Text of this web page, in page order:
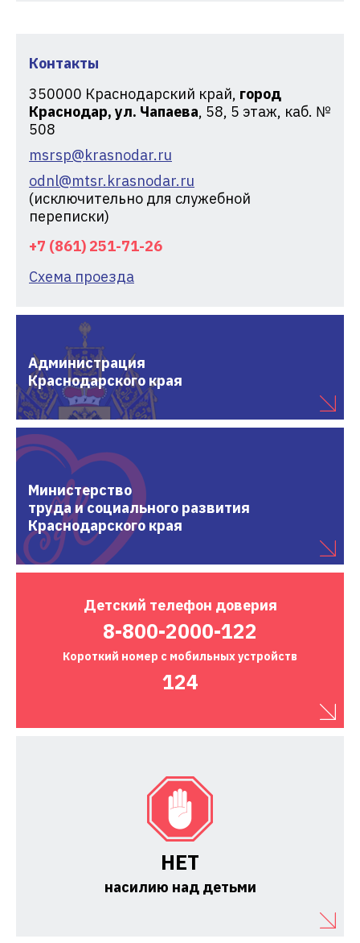
Контакты
350000 Краснодарский край, город
Краснодар, ул. Чапаева, 58, 5 этаж, каб. №
508
msrsp@krasnodar.ru
odnl@mtsr.krasnodar.ru
(исключительно для служебной
переписки)
+7 (861) 251-71-26
Схема проезда
Администрация
Краснодарского края
Министерство
труда и социального развития
Краснодарского края
Детский телефон доверия
8-800-2000-122
Короткий номер с мобильных устройств
124
НЕТ
насилию над детьми